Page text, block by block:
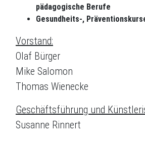
pädagogische Berufe
Gesundheits-,
Vorstand:
Olaf Bürger
Mike Salomon
Thomas Wienecke
Geschäftsführung und
Susanne Rinnert